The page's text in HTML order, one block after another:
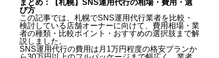
まとめ：【札幌】SNS運用代行の相場・費用・選
び方
この記事では、札幌でSNS運用代行業者を比較・
検討している店舗オーナーに向けて、費用相場・業
者の種類・比較ポイント・おすすめの選択肢まで解
説しました。
SNS運用代行の費用は月1万円程度の格安プランか